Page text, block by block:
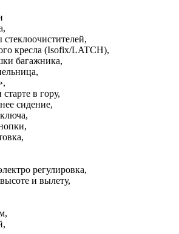
,
,
кресла (Isofix/LATCH),
багажника,
,
,
в гору,
сидение,
,
,
,
регулировка,
и вылету,
,
,